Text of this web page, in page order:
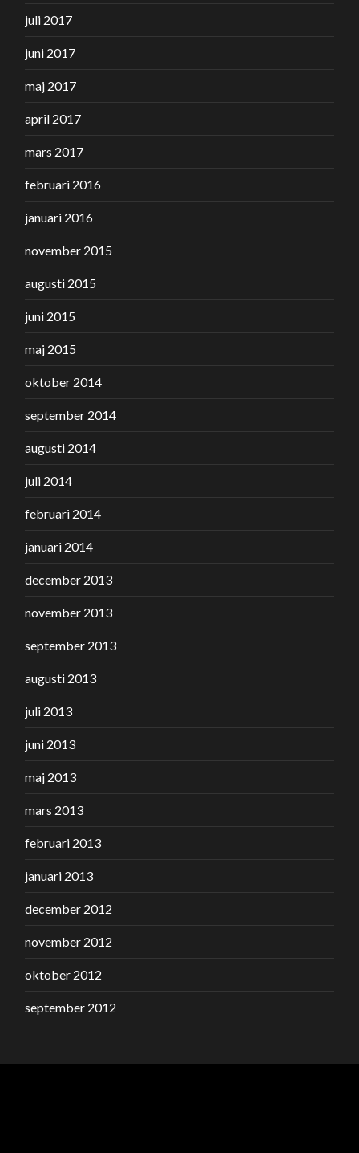
juli 2017
juni 2017
maj 2017
april 2017
mars 2017
februari 2016
januari 2016
november 2015
augusti 2015
juni 2015
maj 2015
oktober 2014
september 2014
augusti 2014
juli 2014
februari 2014
januari 2014
december 2013
november 2013
september 2013
augusti 2013
juli 2013
juni 2013
maj 2013
mars 2013
februari 2013
januari 2013
december 2012
november 2012
oktober 2012
september 2012